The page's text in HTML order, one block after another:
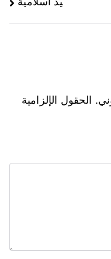
الحقول الإلزامية